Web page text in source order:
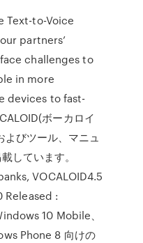
Text-to-Voice
partners’
challenges to
in more
devices to fast-
ボーカロイ
よびツール、マニュ
しています。
VOCALOID4.5
Released :
10 Mobile、
Phone 8 向けの